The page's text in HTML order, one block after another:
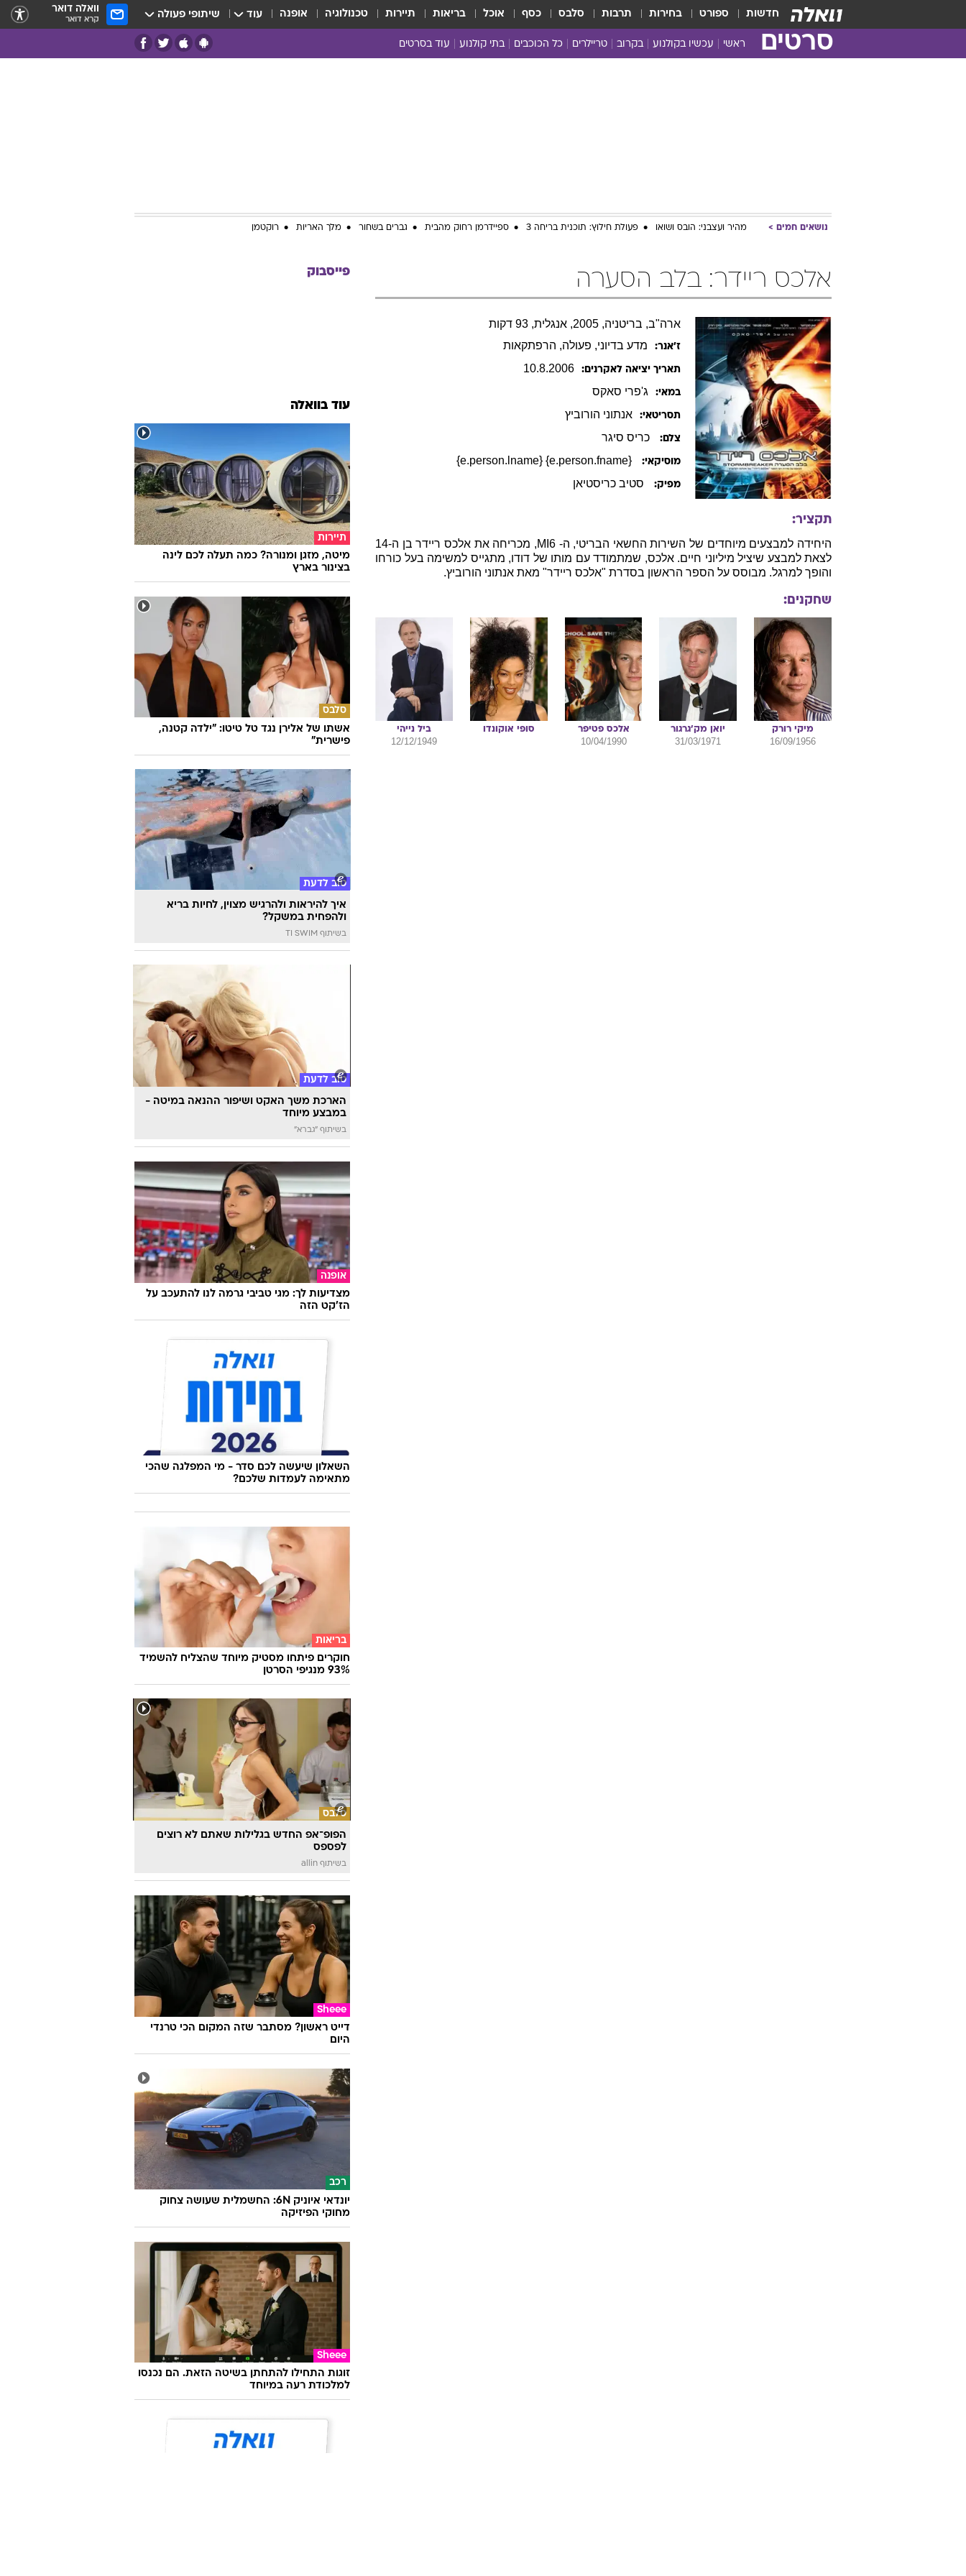
חדשות ספורט בחירות תרבות סלבס כסף אוכל בריאות תיירות טכנולוגיה אופנה עוד שיתופי פעולה וואלה דואר
קרא דואר
סרטים ראשי עכשיו בקולנוע בקרוב טריילרים כל הכוכבים בתי קולנוע עוד בסרטים
נושאים חמים מהיר ועצבני: הובס ושואו פעולת חילוץ: תוכנית בריחה 3 ספיידרמן רחוק מהבית גברים בשחור מלך האריות רוקטמן
אלכס ריידר: בלב הסערה
ארה"ב, בריטניה, 2005, אנגלית, 93 דקות
ז׳אנר: מדע בדיוני, פעולה, הרפתקאות
תאריך יציאה לאקרנים: 10.8.2006
במאי: ג'פרי סאקס
תסריטאי: אנתוני הורוביץ
צלם: כריס סיגר
מוסיקאי: {e.person.fname} {e.person.lname}
מפיק: סטיב כריסטיאן
תקציר:
היחידה למבצעים מיוחדים של השירות החשאי הבריטי, ה- MI6, מכריחה את אלכס ריידר בן ה-14
לצאת למבצע שיציל מיליוני חיים. אלכס, שמתמודד עם מותו של דודו, מתגייס למשימה בעל כורחו
והופך למרגל. מבוסס על הספר הראשון בסדרת "אלכס ריידר" מאת אנתוני הורוביץ.
שחקנים:
מיקי רורק
16/09/1956
יואן מק'גרגור
31/03/1971
אלכס פטיפר
10/04/1990
סופי אוקונדו ביל נייהי
12/12/1949
פייסבוק
עוד בוואלה
תיירות
מיטה, מזגן ומנורה? כמה תעלה לכם לינה
בצינור בארץ
סלבס
אשתו של אלירן נגד טל טיטו: "ילדה קטנה,
פישרית"
טוב לדעת
איך להיראות ולהרגיש מצוין, לחיות בריא
ולהפחית במשקל?
בשיתוף TI SWIM
טוב לדעת
הארכת משך האקט ושיפור ההנאה במיטה -
במבצע מיוחד
בשיתוף "גברא"
אופנה
מצדיעות לך: מגי טביבי גרמה לנו להתעכב על
הז'קט הזה
השאלון שיעשה לכם סדר - מי המפלגה שהכי
מתאימה לעמדות שלכם?
בריאות
חוקרים פיתחו מסטיק מיוחד שהצליח להשמיד
93% מנגיפי הסרטן
סלבס
הפופ־אפ החדש בגלילות שאתם לא רוצים
לפספס
בשיתוף allin
Sheee
דייט ראשון? מסתבר שזה המקום הכי טרנדי
היום
רכב
יונדאי איוניק 6N: החשמלית שעושה צחוק
מחוקי הפיזיקה
Sheee
זוגות התחילו להתחתן בשיטה הזאת. הם נכנסו
למלכודת רעה במיוחד